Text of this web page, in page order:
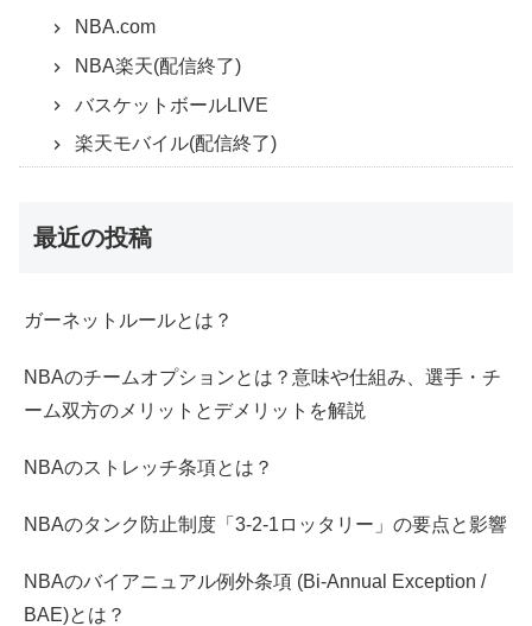
NBA.com
NBA楽天(配信終了)
バスケットボールLIVE
楽天モバイル(配信終了)
最近の投稿
ガーネットルールとは？
NBAのチームオプションとは？意味や仕組み、選手・チ
ーム双方のメリットとデメリットを解説
NBAのストレッチ条項とは？
NBAのタンク防止制度「3-2-1ロッタリー」の要点と影響
NBAのバイアニュアル例外条項 (Bi-Annual Exception /
BAE)とは？